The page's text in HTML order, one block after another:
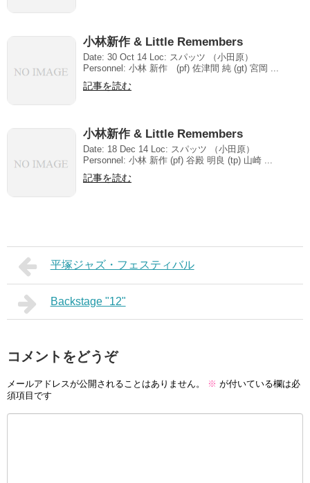
小林新作 & Little Remembers
Date: 30 Oct 14 Loc: スパッツ （小田原）
Personnel: 小林 新作 (pf) 佐津間 純 (gt) 宮岡 ...
記事を読む
小林新作 & Little Remembers
Date: 18 Dec 14 Loc: スパッツ （小田原）
Personnel: 小林 新作 (pf) 谷殿 明良 (tp) 山崎 ...
記事を読む
平塚ジャズ・フェスティバル
Backstage "12"
コメントをどうぞ
メールアドレスが公開されることはありません。 ※ が付いている欄は必
須項目です